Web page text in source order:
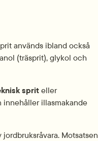
används ibland också
(träsprit), glykol och
sprit
eller
innehåller illasmakande
Motsatsen